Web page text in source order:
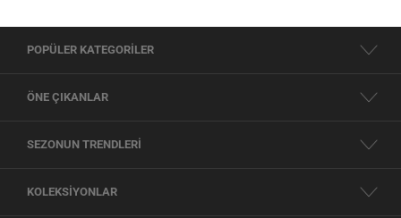
POPÜLER KATEGORİLER
ÖNE ÇIKANLAR
SEZONUN TRENDLERİ
KOLEKSİYONLAR